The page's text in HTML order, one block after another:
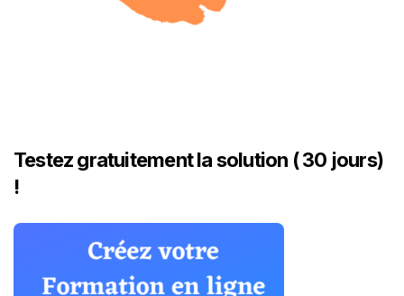
Testez gratuitement la solution ( 30 jours)
!